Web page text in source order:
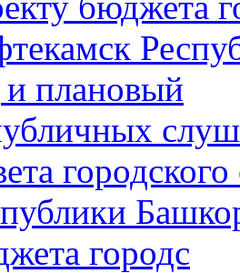
и плановый
городс